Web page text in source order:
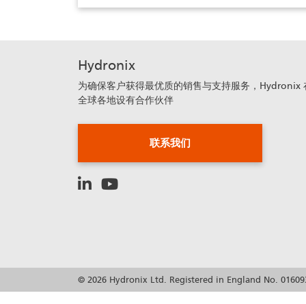
Hydronix
为确保客户获得最优质的销售与支持服务，Hydronix
全球各地设有合作伙伴
联系我们
© 2026 Hydronix Ltd. Registered in England No.